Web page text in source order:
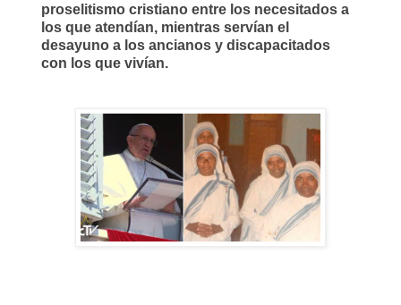
proselitismo cristiano entre los necesitados a
los que atendían, mientras servían el
desayuno a los ancianos y discapacitados
con los que vivían.